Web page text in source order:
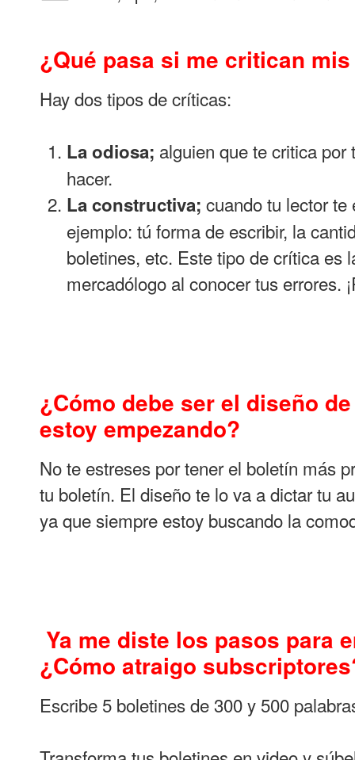
¿Qué pasa si me critican
Hay dos tipos de críticas:
La odiosa; alguien que te critica
hacer.
La constructiva; cuando tu lector te
ejemplo: tú forma de escribir, la
boletines, etc. Este tipo de crítica es
mercadólogo al conocer tus errores.
¿Cómo debe ser el diseño
estoy empezando?
No te estreses por tener el boletín más
tu boletín. El diseño te lo va a dictar tu
ya que siempre estoy buscando la
Ya me diste los pasos para
¿Cómo atraigo
Escribe 5 boletines de 300 y 500